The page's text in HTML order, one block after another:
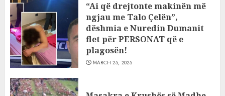
“Ai që drejtonte makinën më
ngjau me Talo Çelën”,
dëshmia e Nuredin Dumanit
flet për PERSONAT që e
plagosën!
MARCH 25, 2025